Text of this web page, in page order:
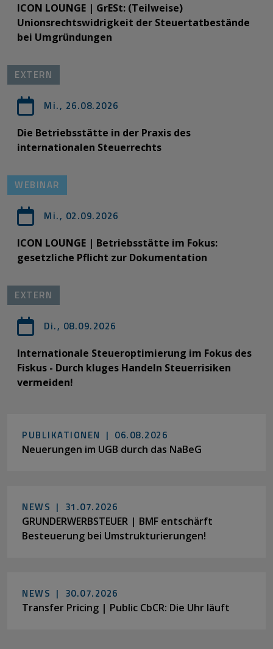
ICON LOUNGE | GrESt: (Teilweise)
Unionsrechtswidrigkeit der Steuertatbestände
bei Umgründungen
EXTERN
Mi., 26.08.2026
Die Betriebsstätte in der Praxis des
internationalen Steuerrechts
WEBINAR
Mi., 02.09.2026
ICON LOUNGE | Betriebsstätte im Fokus:
gesetzliche Pflicht zur Dokumentation
EXTERN
Di., 08.09.2026
Internationale Steueroptimierung im Fokus des
Fiskus - Durch kluges Handeln Steuerrisiken
vermeiden!
PUBLIKATIONEN | 06.08.2026
Neuerungen im UGB durch das NaBeG
NEWS | 31.07.2026
GRUNDERWERBSTEUER | BMF entschärft
Besteuerung bei Umstrukturierungen!
NEWS | 30.07.2026
Transfer Pricing | Public CbCR: Die Uhr läuft